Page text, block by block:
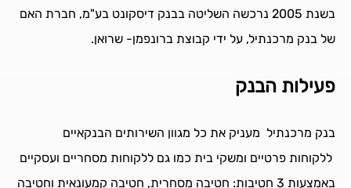
בשנת 2005 נרכשה השליטה בבנק דיסקונט בע"מ, חברת האם
של בנק מרכנתיל, על ידי קבוצת ברונפמן- שרואן.
פעילות הבנק
בנק מרכנתיל מעניק את כל מגוון השירותים הבנקאיים
ללקוחות פרטיים ומשקי בית כמו גם ללקוחות מסחריים ועסקיים
באמצעות 3 חטיבות: חטיבה מסחרית, חטיבה קמעונאית וחטיבה